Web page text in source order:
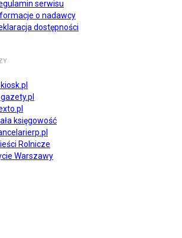
serwisu
o nadawcy
dostępności
gazety.pl
księgowość
Rolnicze
Warszawy